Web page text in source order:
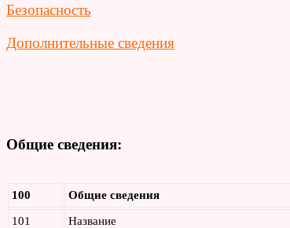
Безопасность
Дополнительные сведения
Общие сведения:
100 Общие сведения
101 Название